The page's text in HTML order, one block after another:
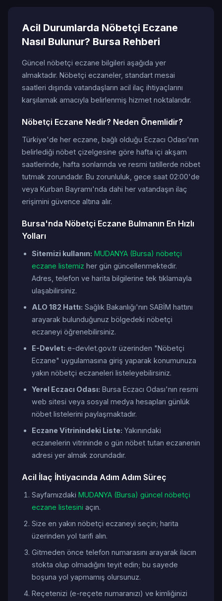
Acil Durumlarda Nöbetçi Eczane
Nasıl Bulunur? Bursa Rehberi
Güncel nöbetçi eczane bilgileri aşağıda yer
almaktadır. Nöbetçi eczaneler, standart mesai
saatleri dışında vatandaşların acil ilaç ihtiyaçlarını
karşılamak amacıyla belirlenmiş hizmet noktalarıdır.
Nöbetçi Eczane Nedir? Neden Önemlidir?
Türkiye'de her eczane, bağlı olduğu Eczacı Odası'nın
belirlediği nöbet çizelgesine göre hafta içi akşam
saatlerinde, hafta sonlarında ve resmi tatillerde nöbet
tutmak zorundadır. Bu zorunluluk, gece saat 02:00'de
veya Kurban Bayramı'nda dahi her vatandaşın ilaç
erişimini güvence altına alır.
Bursa'nda Nöbetçi Eczane Bulmanın En Hızlı
Yolları
Sitemizi kullanın: MUDANYA (Bursa) nöbetçi
eczane listemiz her gün güncellenmektedir.
Adres, telefon ve harita bilgilerine tek tıklamayla
ulaşabilirsiniz.
ALO 182 Hattı: Sağlık Bakanlığı'nın SABİM hattını
arayarak bulunduğunuz bölgedeki nöbetçi
eczaneyi öğrenebilirsiniz.
E-Devlet: e-devlet.gov.tr üzerinden "Nöbetçi
Eczane" uygulamasına giriş yaparak konumunuza
yakın nöbetçi eczaneleri listeleyebilirsiniz.
Yerel Eczacı Odası: Bursa Eczacı Odası'nın resmi
web sitesi veya sosyal medya hesapları günlük
nöbet listelerini paylaşmaktadır.
Eczane Vitrinindeki Liste: Yakınındaki
eczanelerin vitrininde o gün nöbet tutan eczanenin
adresi yer almak zorundadır.
Acil İlaç İhtiyacında Adım Adım Süreç
Sayfamızdaki MUDANYA (Bursa) güncel nöbetçi
eczane listesini açın.
Size en yakın nöbetçi eczaneyi seçin; harita
üzerinden yol tarifi alın.
Gitmeden önce telefon numarasını arayarak ilacın
stokta olup olmadığını teyit edin; bu sayede
boşuna yol yapmamış olursunuz.
Reçetenizi (e-reçete numaranızı) ve kimliğinizi